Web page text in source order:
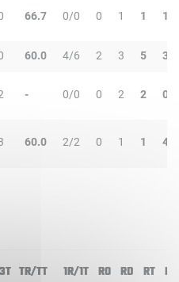
66.7 0/0 0 1 1 1
60.0 4/6 2 3 5 3
- 0/0 0 2 2 0
60.0 2/2 0 1 1 4
TR/TT 1R/1T RO RD RT PD